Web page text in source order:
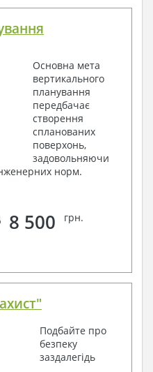
Основна мета
вертикального
планування
передбачає
створення
спланованих
поверхонь,
задовольняючи
норм.
8 500 грн.
Подбайте про
безпеку
заздалегідь